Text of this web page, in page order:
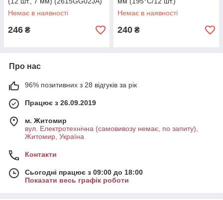
Немає в наявності
246 ₴
Немає в наявності
240 ₴
Про нас
96% позитивних з 28 відгуків за рік
Працює з 26.09.2019
м. Житомир
вул. Електротехнічна (самовивозу немає, по запиту),
Житомир, Україна
Контакти
Сьогодні працює з 09:00 до 18:00
Показати весь графік роботи